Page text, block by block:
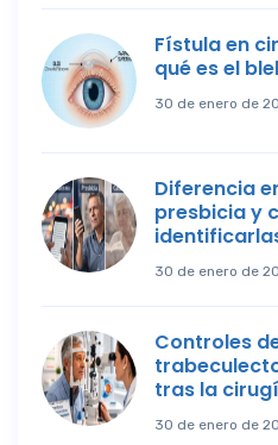
Fístula en
qué es el
30 de enero de
Diferencia
presbicia y
30 de enero de
Controles
tras la
30 de enero de